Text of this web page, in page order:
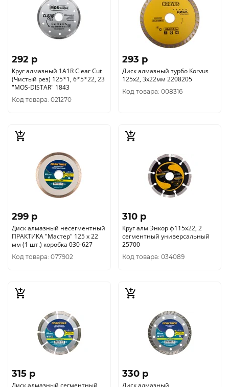
292 p
Круг алмазный 1A1R Clear Cut
(Чистый рез) 125*1, 6*5*22, 23
"МОS-DISTAR" 1843
Код товара: 021270
293 p
Диск алмазный турбо Korvus
125х2, 3x22мм 2208205
Код товара: 008316
299 p
Диск алмазный несегментный
ПРАКТИКА "Мастер" 125 х 22
мм (1 шт.) коробка 030-627
Код товара: 077902
310 p
Круг алм Энкор ф115х22, 2
сегментный универсальный
25700
Код товара: 034089
315 p
Диск алмазный сегментный
330 p
Диск алмазный